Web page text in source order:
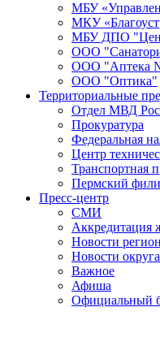
МБУ
МКУ
МБУ ДПО
ООО
ООО "Аптека
ООО "Оптика"
Территориальные
Отдел МВД
Прокуратура
Федеральная
Центр
Транспортная
Пермский
Пресс-центр
СМИ
Аккредитация
Новости
Новости округа
Важное
Афиша
Официальный